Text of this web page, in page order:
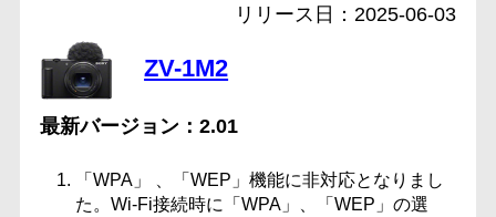
ZV-1M2
2.01
2025-06-03
「WPA」 、「WEP」機能に非対応となりまし
た。Wi-Fi接続時に「WPA」、「WEP」の選